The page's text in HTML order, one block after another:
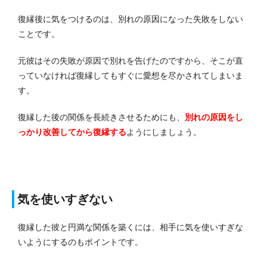
復縁後に気をつけるのは、別れの原因になった失敗をしない
ことです。
元彼はその失敗が原因で別れを告げたのですから、そこが直
っていなければ復縁してもすぐに愛想を尽かされてしまいま
す。
復縁した後の関係を長続きさせるためにも、 別れの原因をし
っかり改善してから復縁するようにしましょう。
気を使いすぎない
復縁した彼と円満な関係を築くには、相手に気を使いすぎな
いようにするのもポイントです。